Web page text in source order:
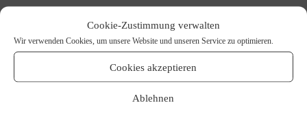
Cookie-Zustimmung verwalten
Wir verwenden Cookies, um unsere Website und unseren Service zu optimieren.
Cookies akzeptieren
Ablehnen